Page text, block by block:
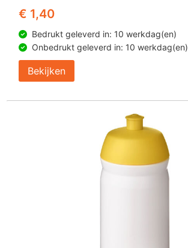
€ 1,40
Bedrukt geleverd in: 10 werkdag(en)
Onbedrukt geleverd in: 10 werkdag(en)
Bekijken